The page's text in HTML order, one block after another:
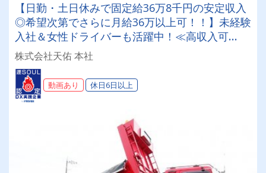
【日勤・土日休みで固定給36万8千円の安定収入
◎希望次第でさらに月給36万以上可！！】未経験
入社＆女性ドライバーも活躍中！≪高収入可
能！！手積み手降ろし一切なし！増車にともない
8tドライバーさん大募集！！≫ ≪手当充実！大
手一次請けの仕事が多く安定して長く続けられま
す！≫
株式会社天佑 本社
動画あり 休日6日以上